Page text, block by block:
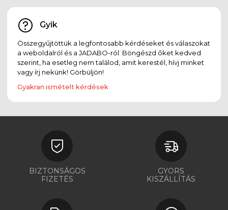
Gyik
Összegyűjtöttük a legfontosabb kérdéseket és válaszokat
a weboldalról és a JADABO-ról. Böngészd őket kedved
szerint, ha esetleg nem találod, amit kerestél, hívj minket
vagy írj nekünk! Görbüljön!
Gyakran ismételt kérdések
BIZTONSÁGOS
FIZETÉS
GYORS
KISZÁLLÍTÁS